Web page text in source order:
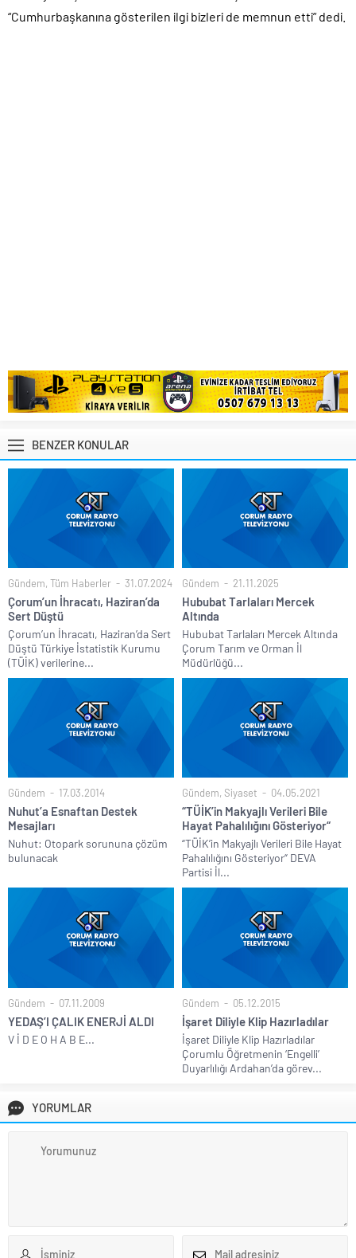
“Cumhurbaşkanına gösterilen ilgi bizleri de memnun etti” dedi.
BENZER KONULAR
Gündem, Tüm Haberler 31.07.2024
Çorum’un İhracatı, Haziran’da
Sert Düştü
Çorum’un İhracatı, Haziran’da Sert
Düştü Türkiye İstatistik Kurumu
(TÜİK) verilerine...
Gündem 21.11.2025
Hububat Tarlaları Mercek
Altında
Hububat Tarlaları Mercek Altında
Çorum Tarım ve Orman İl
Müdürlüğü...
Gündem 17.03.2014
Nuhut’a Esnaftan Destek
Mesajları
Nuhut: Otopark sorununa çözüm
bulunacak
Gündem, Siyaset 04.05.2021
“TÜİK’in Makyajlı Verileri Bile
Hayat Pahalılığını Gösteriyor“
“TÜİK’in Makyajlı Verileri Bile Hayat
Pahalılığını Gösteriyor“ DEVA
Partisi İl...
Gündem 07.11.2009
YEDAŞ’I ÇALIK ENERJİ ALDI
V İ D E O H A B E...
Gündem 05.12.2015
İşaret Diliyle Klip Hazırladılar
İşaret Diliyle Klip Hazırladılar
Çorumlu Öğretmenin ‘Engelli’
Duyarlılığı Ardahan’da görev...
YORUMLAR